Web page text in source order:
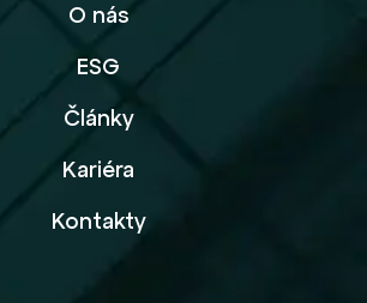
O nás
ESG
Články
Kariéra
Kontakty